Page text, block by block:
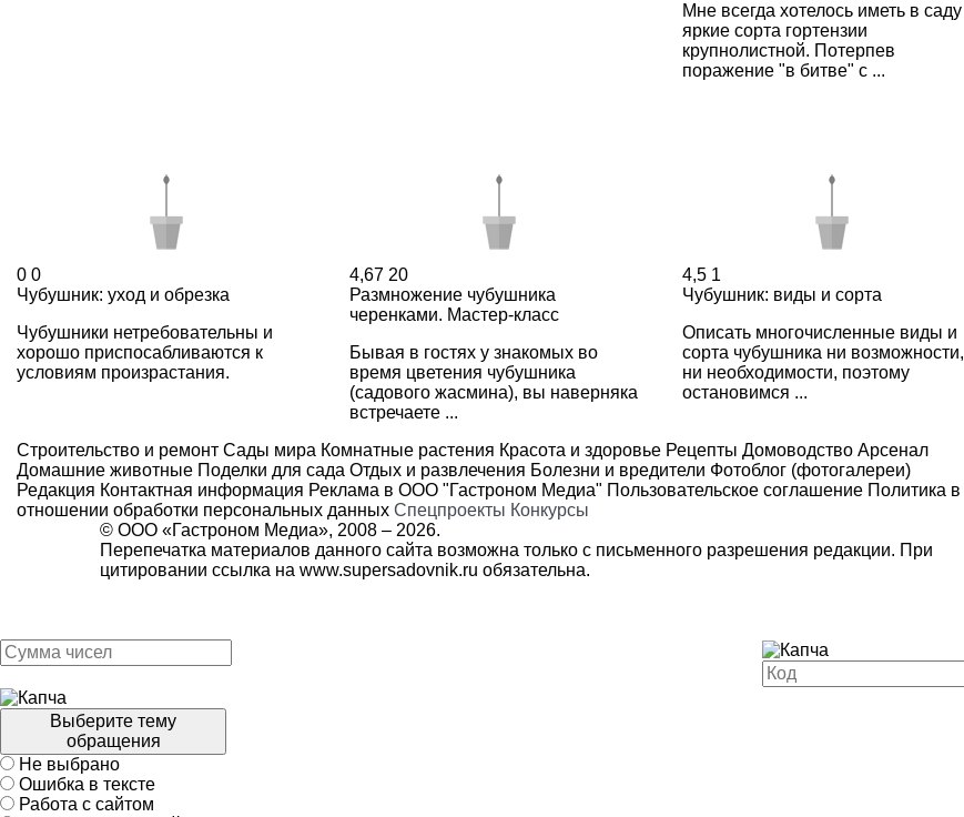
Мне всегда хотелось иметь в саду
яркие сорта гортензии
крупнолистной. Потерпев
поражение "в битве" с ...
0 0
Чубушник: уход и обрезка
Чубушники нетребовательны и
хорошо приспосабливаются к
условиям произрастания.
4,67 20
Размножение чубушника
черенками. Мастер-класс
Бывая в гостях у знакомых во
время цветения чубушника
(садового жасмина), вы наверняка
встречаете ...
4,5 1
Чубушник: виды и сорта
Описать многочисленные виды и
сорта чубушника ни возможности,
ни необходимости, поэтому
остановимся ...
Строительство и ремонт Сады мира Комнатные растения Красота и здоровье Рецепты Домоводство Арсенал
Домашние животные Поделки для сада Отдых и развлечения Болезни и вредители Фотоблог (фотогалереи)
Редакция Контактная информация Реклама в ООО "Гастроном Медиа" Пользовательское соглашение Политика в
отношении обработки персональных данных Спецпроекты Конкурсы
© ООО «Гастроном Медиа», 2008 – 2026.
Перепечатка материалов данного сайта возможна только с письменного разрешения редакции. При
цитировании ссылка на www.supersadovnik.ru обязательна.
Выберите тему
обращения
Не выбрано
Ошибка в тексте
Работа с сайтом